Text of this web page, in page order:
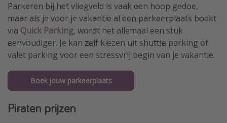
Parkeren bij het vliegveld is vaak een hoop gedoe,
maar als je voor je vakantie al een parkeerplaats boekt
via Quick Parking, wordt het allemaal een stuk
eenvoudiger. Je kan zelf kiezen uit shuttle parking of
valet parking voor een stressvrij begin van je vakantie.
Boek jouw parkeerplaats
Piraten prijzen